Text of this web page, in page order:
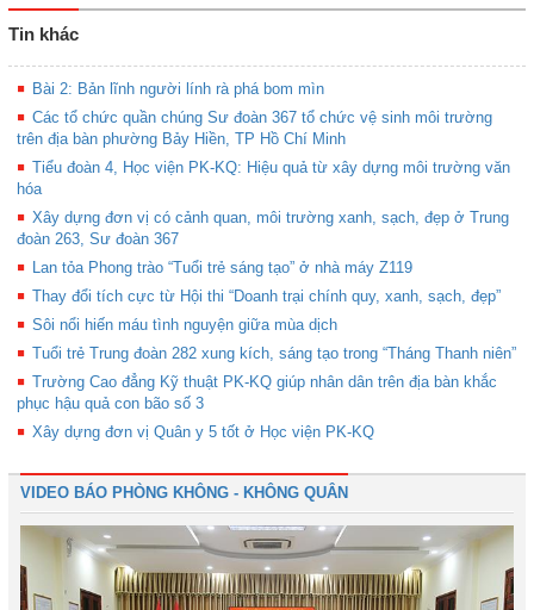
Tin khác
Bài 2: Bản lĩnh người lính rà phá bom mìn
Các tổ chức quần chúng Sư đoàn 367 tổ chức vệ sinh môi trường
trên địa bàn phường Bảy Hiền, TP Hồ Chí Minh
Tiểu đoàn 4, Học viện PK-KQ: Hiệu quả từ xây dựng môi trường văn
hóa
Xây dựng đơn vị có cảnh quan, môi trường xanh, sạch, đẹp ở Trung
đoàn 263, Sư đoàn 367
Lan tỏa Phong trào “Tuổi trẻ sáng tạo” ở nhà máy Z119
Thay đổi tích cực từ Hội thi “Doanh trại chính quy, xanh, sạch, đẹp”
Sôi nổi hiến máu tình nguyện giữa mùa dịch
Tuổi trẻ Trung đoàn 282 xung kích, sáng tạo trong “Tháng Thanh niên”
Trường Cao đẳng Kỹ thuật PK-KQ giúp nhân dân trên địa bàn khắc
phục hậu quả con bão số 3
Xây dựng đơn vị Quân y 5 tốt ở Học viện PK-KQ
VIDEO BÁO PHÒNG KHÔNG - KHÔNG QUÂN